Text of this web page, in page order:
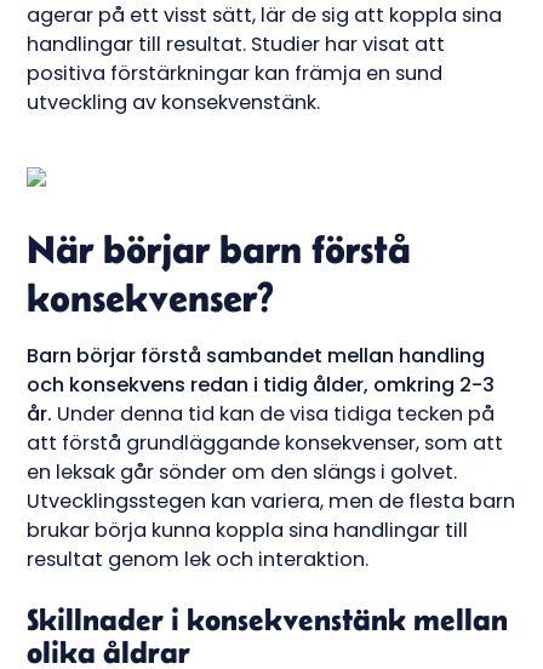
agerar på ett visst sätt, lär de sig att koppla sina
handlingar till resultat. Studier har visat att
positiva förstärkningar kan främja en sund
utveckling av konsekvenstänk.
När börjar barn förstå
konsekvenser?
Barn börjar förstå sambandet mellan handling
och konsekvens redan i tidig ålder, omkring 2-3
år. Under denna tid kan de visa tidiga tecken på
att förstå grundläggande konsekvenser, som att
en leksak går sönder om den slängs i golvet.
Utvecklingsstegen kan variera, men de flesta barn
brukar börja kunna koppla sina handlingar till
resultat genom lek och interaktion.
Skillnader i konsekvenstänk mellan
olika åldrar